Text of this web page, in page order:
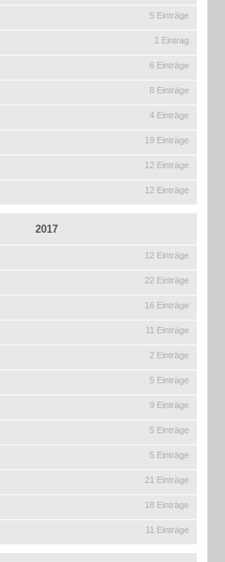
5 Einträge
1 Eintrag
6 Einträge
8 Einträge
4 Einträge
19 Einträge
12 Einträge
12 Einträge
2017
12 Einträge
22 Einträge
16 Einträge
11 Einträge
2 Einträge
5 Einträge
9 Einträge
5 Einträge
5 Einträge
21 Einträge
18 Einträge
11 Einträge